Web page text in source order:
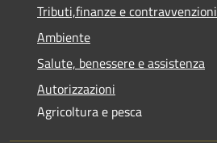
Tributi,finanze e contravvenzioni
Ambiente
Salute, benessere e assistenza
Autorizzazioni
Agricoltura e pesca